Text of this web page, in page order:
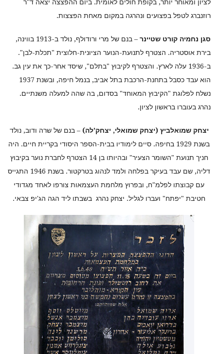
לציון ומאוחר יותר, בקופת חולים לאומית. ביום ההפצצה יצאה ד"ר
רוזנברג לטפל בפצועים ונהרגה במקום מאחת הפצצות.
סגן נחמיה קורט שטיינר
– בנם של מרי ורודולף, נולד ב-1913 בווינה,
בירת אוסטריה. הצטרף לתנועת-הנוער הציונית-חלוצית "תכלת-לבן".
ב-1936 עלה לארץ. והצטרף לקיבוץ "בתלם", שיסד אחר-כך את עין גב.
הוא עבד כסבל בתחנת-הרכבת בתל אביב, בנמל חיפה, ובשנת 1937
נשלח לפלוגת "הקיבוץ המאוחד" בסדום, בה שהה למעלה משנתיים.
נהרג בעוברו בראשון לציון.
יצחק שמואלביץ (יצחק שמואלי, יצחק'לה) – בנם של שרה ודוב, נולד
בשנת 1929 בחיפה. סיים לימודיו בבית-הספר היסודי בקריית חיים. היה
חניך תנועת "השומר הצעיר" ובהיותו בן 14 הצטרף לחברת נוער בקיבוץ
דליה, שם עבד בעיקר בפלחה ולמד לנהוג בטרקטור. בשנת 1946 התגייס
עם קבוצתו לפלמ"ח, ובפרוץ מלחמת העצמאות צורפו לאחד מגדודי
חטיבת "יפתח" ועברו לגליל. יצחק נהרג בשבתו ליד הגה הג'יפ צבאי.